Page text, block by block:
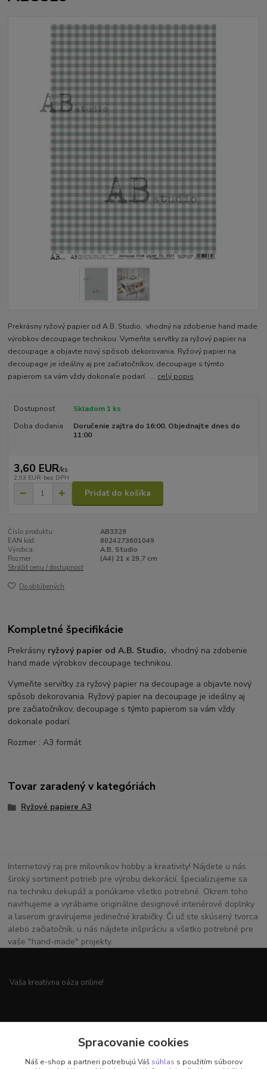
Prekrásny ryžový papier od A.B. Studio, vhodný na zdobenie hand made
výrobkov decoupage technikou. Vymeňte servítky za ryžový papier na
decoupage a objavte nový spôsob dekorovania. Ryžový papier na
decoupage je ideálny aj pre začiatočníkov, decoupage s týmto
papierom sa vám vždy dokonale podarí. ... celý popis
Dostupnosť
Skladom 1 ks
Doba dodania
Doručenie zajtra do 16:00. Objednajte dnes do
11:00
3,60 EUR/ks
2,93 EUR bez DPH
Pridať do košíka
Číslo produktu:
AB3329
EAN kód:
8024273601049
Výrobca:
A.B. Studio
Rozmer:
(A4) 21 x 29,7 cm
Strážiť cenu / dostupnosť
Do obľúbených
Kompletné špecifikácie
Prekrásny ryžový papier od A.B. Studio, vhodný na zdobenie
hand made výrobkov decoupage technikou.
Vymeňte servítky za ryžový papier na decoupage a objavte nový
spôsob dekorovania. Ryžový papier na decoupage je ideálny aj
pre začiatočníkov, decoupage s týmto papierom sa vám vždy
dokonale podarí.
Rozmer : A3 formát
Tovar zaradený v kategóriách
Ryžové papiere A3
Internetový raj pre milovníkov hobby a kreativity! Nájdete u nás
široký sortiment potrieb pre výrobu dekorácií, špecializujeme sa
na techniku dekupáž a ponúkame všetko potrebné. Okrem toho
navrhujeme a vyrábame originálne designové interiérové doplnky
a laserom gravírujeme jedinečné krabičky. Či už ste skúsený tvorca
alebo začiatočník, u nás nájdete inšpiráciu a všetko potrebné pre
vaše "hand-made" projekty.
Vaša kreatívna oáza online!
Všetko pre vaše handmade projekty a originálne dekorácie.
Spracovanie cookies
Náš e-shop a partneri potrebujú Váš súhlas s použitím súborov